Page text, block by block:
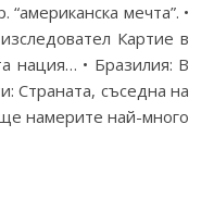
мечта”. •
Картие в
нация… • Бразилия: В
Страната, съседна на
намерите най-много